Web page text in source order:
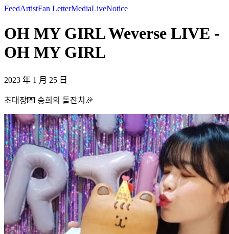
FeedArtistFan LetterMediaLiveNotice
OH MY GIRL Weverse LIVE -
OH MY GIRL
2023 年 1 月 25 日
초대장💌 승희의 돌잔치🎉